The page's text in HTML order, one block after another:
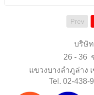
Prev
บริษัท
26 - 36
แขวงบางลำภูล่าง
Tel. 02-438-